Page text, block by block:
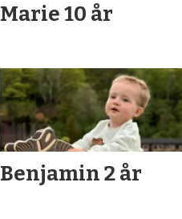
Marie 10 år
Benjamin 2 år